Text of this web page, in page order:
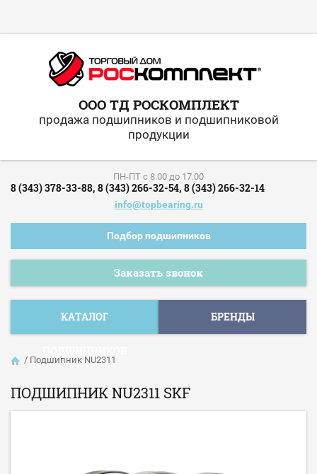
ООО ТД РОСКОМПЛЕКТ
продажа подшипников и подшипниковой
продукции
ПН-ПТ c 8.00 до 17.00
8 (343) 378-33-88, 8 (343) 266-32-54, 8 (343) 266-32-14
info@topbearing.ru
Подбор подшипников
Заказать звонок
КАТАЛОГ БРЕНДЫ
/ Подшипник NU2311
ПОДШИПНИК NU2311 SKF